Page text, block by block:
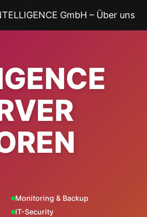
GmbH – Über uns
Monitoring & Backup
IT-Security